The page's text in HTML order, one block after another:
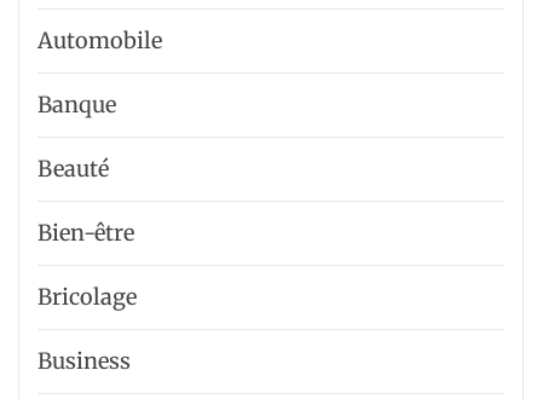
Automobile
Banque
Beauté
Bien-être
Bricolage
Business